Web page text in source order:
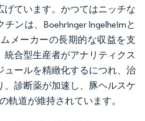
げています。かつてはニッチな
ンは、Boehringer Ingelheimと
メーカーの長期的な収益を支
統合型生産者がアナリティクス
ュールを精緻化するにつれ、治
診断薬が加速し、豚ヘルスケ
軌道が維持されています。